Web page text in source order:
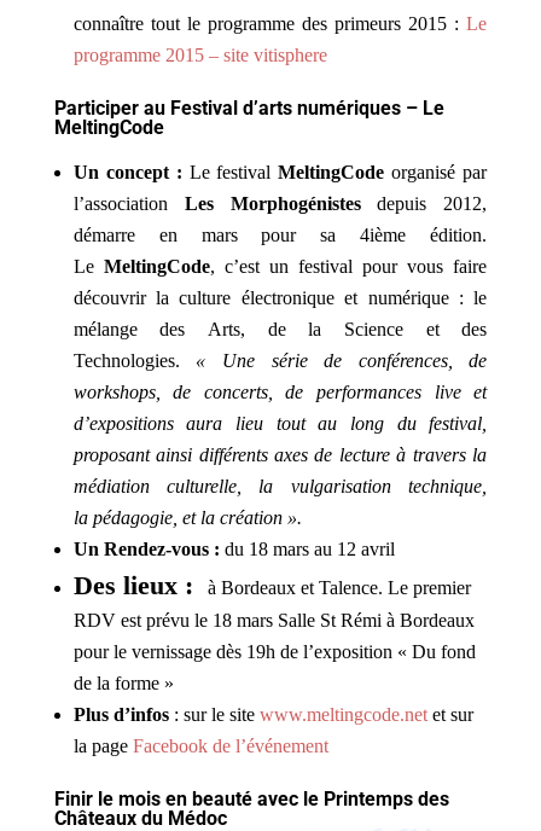
connaître tout le programme des primeurs 2015 :Le
programme 2015 – site vitisphere
Participer au Festival d’arts numériques – Le
MeltingCode
Un concept : Le festivalMeltingCode organisé par
l’association Les Morphogénistesdepuis 2012,
démarre en mars pour sa 4ième édition.
Le MeltingCode, c’est un festival pour vous faire
découvrir la culture électronique et numérique : le
mélange des Arts, de la Science et des
Technologies. « Une série de conférences, de
workshops, de concerts, de performances live et
d’expositions aura lieu tout au long du festival,
proposant ainsi différents axes de lecture à travers la
médiation culturelle, la vulgarisation technique,
la pédagogie, et la création ».
Un Rendez-vous : du 18 mars au 12 avril
Des lieux :
à Bordeaux et Talence. Le premier
RDV est prévu le 18 mars Salle St Rémi à Bordeaux
pour le vernissage dès 19h de l’exposition « Du fond
de la forme »
Plus d’infos: sur le site www.meltingcode.netet sur
la page Facebook de l’événement
Finir le mois en beauté avec le Printemps des
Châteaux du Médoc